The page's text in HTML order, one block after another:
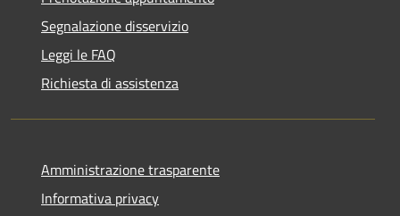
Segnalazione disservizio
Leggi le FAQ
Richiesta di assistenza
Amministrazione trasparente
Informativa privacy